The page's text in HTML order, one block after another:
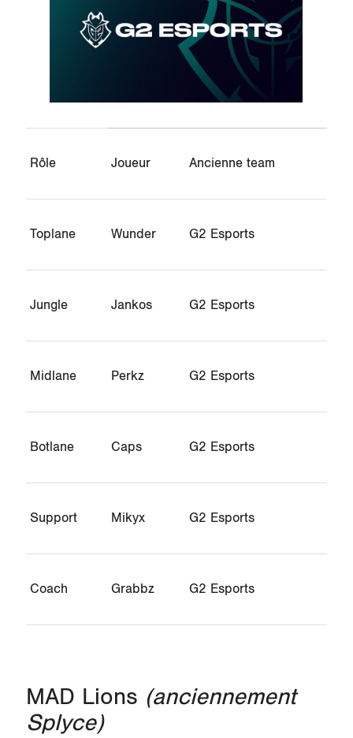
Rôle Joueur Ancienne team
Toplane Wunder G2 Esports
Jungle Jankos G2 Esports
Midlane Perkz G2 Esports
Botlane Caps G2 Esports
Support Mikyx G2 Esports
Coach Grabbz G2 Esports
MAD Lions (anciennement
Splyce)